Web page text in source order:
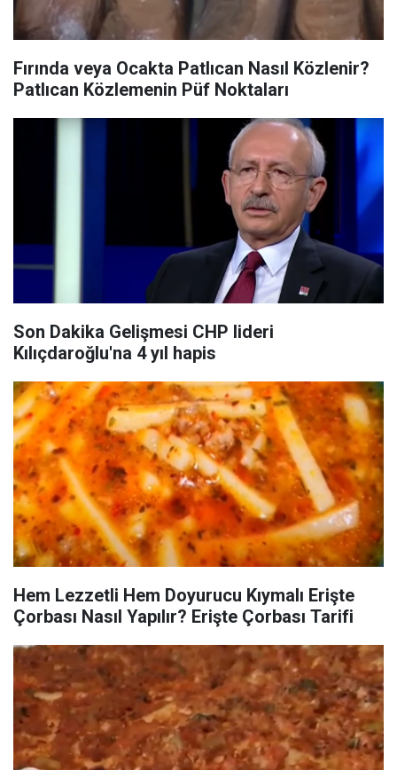
Fırında veya Ocakta Patlıcan Nasıl Közlenir?
Patlıcan Közlemenin Püf Noktaları
Son Dakika Gelişmesi CHP lideri
Kılıçdaroğlu'na 4 yıl hapis
Hem Lezzetli Hem Doyurucu Kıymalı Erişte
Çorbası Nasıl Yapılır? Erişte Çorbası Tarifi